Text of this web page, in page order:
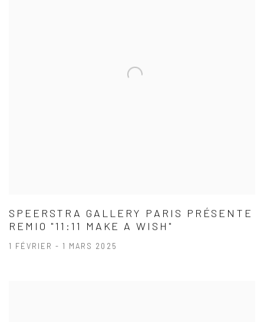
SPEERSTRA GALLERY PARIS PRÉSENTE
REMIO "11:11 MAKE A WISH"
1 FÉVRIER - 1 MARS 2025